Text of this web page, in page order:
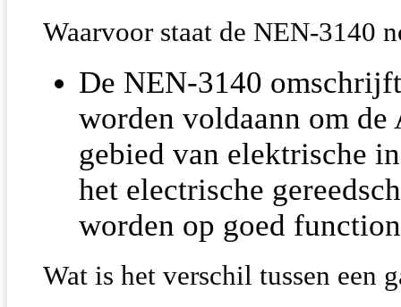
Waarvoor staat de NEN-3140
De NEN-3140
worden voldaann om
gebied van elektrische
het electrische
worden op goed
Wat is het verschil tussen een